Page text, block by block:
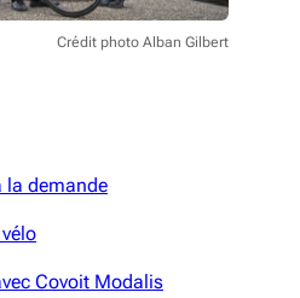
Crédit photo Alban Gilbert
la demande
Covoit Modalis